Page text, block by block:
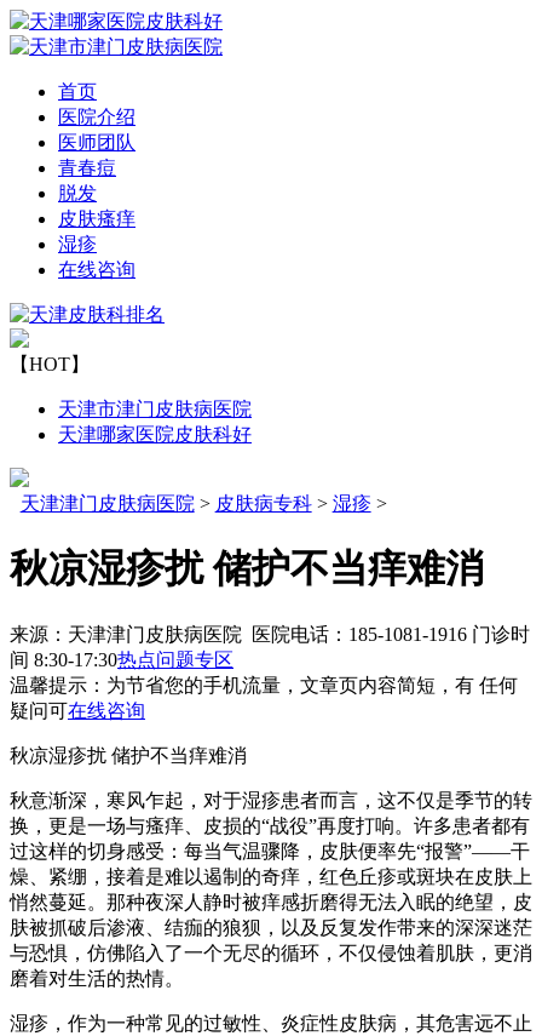
首页
医院介绍
医师团队
青春痘
脱发
皮肤瘙痒
湿疹
在线咨询
【HOT】
天津市津门皮肤病医院
天津哪家医院皮肤科好
天津津门皮肤病医院 > 皮肤病专科> 湿疹 >
秋凉湿疹扰 储护不当痒难消
来源：天津津门皮肤病医院 医院电话：185-1081-1916 门诊时
间 8:30-17:30热点问题专区
温馨提示： 为节省您的手机流量，文章页内容简短，有 任何
疑问可在线咨询
秋凉湿疹扰 储护不当痒难消
秋意渐深，寒风乍起，对于湿疹患者而言，这不仅是季节的转
换，更是一场与瘙痒、皮损的“战役”再度打响。许多患者都有
过这样的切身感受：每当气温骤降，皮肤便率先“报警”——干
燥、紧绷，接着是难以遏制的奇痒，红色丘疹或斑块在皮肤上
悄然蔓延。那种夜深人静时被痒感折磨得无法入眠的绝望，皮
肤被抓破后渗液、结痂的狼狈，以及反复发作带来的深深迷茫
与恐惧，仿佛陷入了一个无尽的循环，不仅侵蚀着肌肤，更消
磨着对生活的热情。
湿疹，作为一种常见的过敏性、炎症性皮肤病，其危害远不止